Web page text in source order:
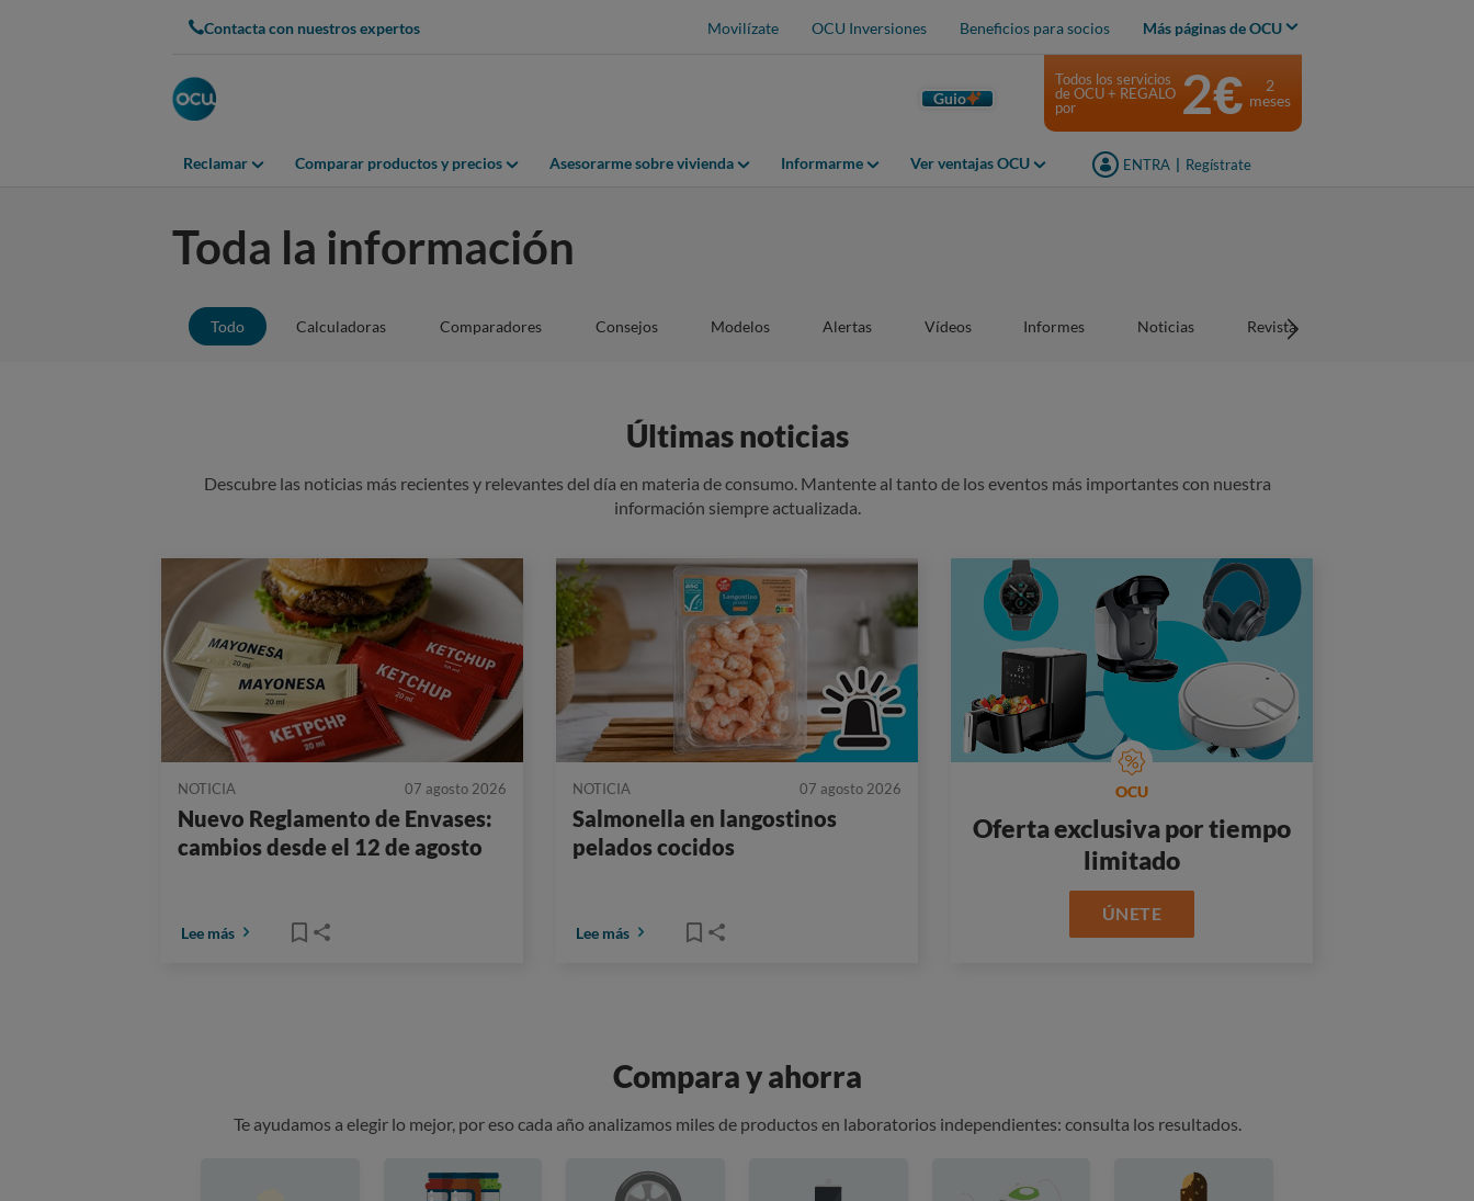
Contacta con nuestros expertos Movilízate OCU Inversiones Beneficios para socios Más páginas de OCU
Guio
Reclamar Comparar productos y precios Asesorarme sobre vivienda Informarme Ver ventajas OCU ENTRA Regístrate
Todos los servicios
de OCU + REGALO
por
2€
2
meses
Toda la información
Todo Calculadoras Comparadores Consejos Modelos Alertas Vídeos Informes Noticias Revistas
Últimas noticias
Descubre las noticias más recientes y relevantes del día en materia de consumo. Mantente al tanto de los eventos más importantes con nuestra
información siempre actualizada.
NOTICIA 07 agosto 2026
Nuevo Reglamento de Envases:
cambios desde el 12 de agosto
Lee más
NOTICIA 07 agosto 2026
Salmonella en langostinos
pelados cocidos
Lee más
OCU
Oferta exclusiva por tiempo
limitado
ÚNETE
Compara y ahorra
Te ayudamos a elegir lo mejor, por eso cada año analizamos miles de productos en laboratorios independientes: consulta los resultados.